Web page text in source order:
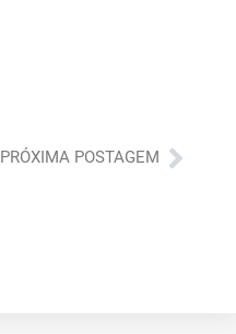
PRÓXIMA POSTAGEM